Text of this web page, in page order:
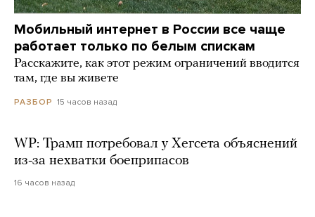
Мобильный интернет в России все чаще
работает только по белым спискам
Расскажите, как этот режим ограничений вводится
там, где вы живете
РАЗБОР 15 часов назад
WP: Трамп потребовал у Хегсета объяснений
из-за нехватки боеприпасов
16 часов назад